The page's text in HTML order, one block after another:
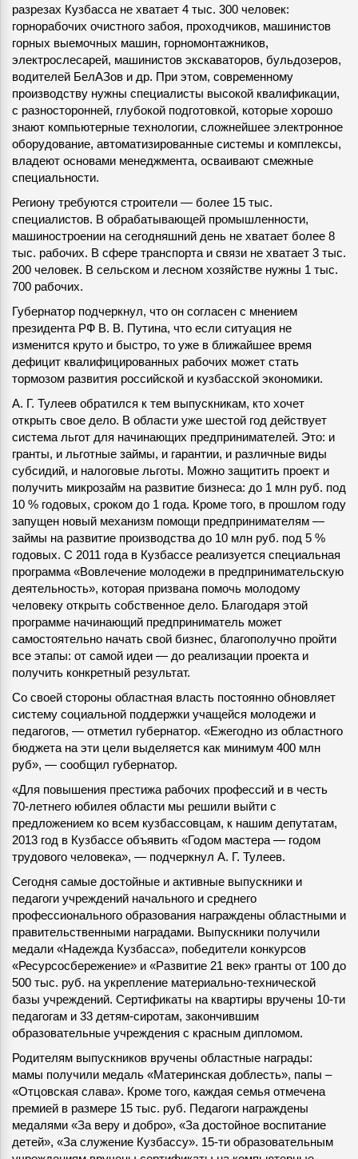
разрезах Кузбасса не хватает 4 тыс. 300 человек:
горнорабочих очистного забоя, проходчиков, машинистов
горных выемочных машин, горномонтажников,
электрослесарей, машинистов экскаваторов, бульдозеров,
водителей БелАЗов и др. При этом, современному
производству нужны специалисты высокой квалификации,
с разносторонней, глубокой подготовкой, которые хорошо
знают компьютерные технологии, сложнейшее электронное
оборудование, автоматизированные системы и комплексы,
владеют основами менеджмента, осваивают смежные
специальности.
Региону требуются строители — более 15 тыс.
специалистов. В обрабатывающей промышленности,
машиностроении на сегодняшний день не хватает более 8
тыс. рабочих. В сфере транспорта и связи не хватает 3 тыс.
200 человек. В сельском и лесном хозяйстве нужны 1 тыс.
700 рабочих.
Губернатор подчеркнул, что он согласен с мнением
президента РФ В. В. Путина, что если ситуация не
изменится круто и быстро, то уже в ближайшее время
дефицит квалифицированных рабочих может стать
тормозом развития российской и кузбасской экономики.
А. Г. Тулеев обратился к тем выпускникам, кто хочет
открыть свое дело. В области уже шестой год действует
система льгот для начинающих предпринимателей. Это: и
гранты, и льготные займы, и гарантии, и различные виды
субсидий, и налоговые льготы. Можно защитить проект и
получить микрозайм на развитие бизнеса: до 1 млн руб. под
10 % годовых, сроком до 1 года. Кроме того, в прошлом году
запущен новый механизм помощи предпринимателям —
займы на развитие производства до 10 млн руб. под 5 %
годовых. С 2011 года в Кузбассе реализуется специальная
программа «Вовлечение молодежи в предпринимательскую
деятельность», которая призвана помочь молодому
человеку открыть собственное дело. Благодаря этой
программе начинающий предприниматель может
самостоятельно начать свой бизнес, благополучно пройти
все этапы: от самой идеи — до реализации проекта и
получить конкретный результат.
Со своей стороны областная власть постоянно обновляет
систему социальной поддержки учащейся молодежи и
педагогов, — отметил губернатор. «Ежегодно из областного
бюджета на эти цели выделяется как минимум 400 млн
руб», — сообщил губернатор.
«Для повышения престижа рабочих профессий и в честь
70-летнего юбилея области мы решили выйти с
предложением ко всем кузбассовцам, к нашим депутатам,
2013 год в Кузбассе объявить «Годом мастера — годом
трудового человека», — подчеркнул А. Г. Тулеев.
Сегодня самые достойные и активные выпускники и
педагоги учреждений начального и среднего
профессионального образования награждены областными и
правительственными наградами. Выпускники получили
медали «Надежда Кузбасса», победители конкурсов
«Ресурсосбережение» и «Развитие 21 век» гранты от 100 до
500 тыс. руб. на укрепление материально-технической
базы учреждений. Сертификаты на квартиры вручены 10-ти
педагогам и 33 детям-сиротам, закончившим
образовательные учреждения с красным дипломом.
Родителям выпускников вручены областные награды:
мамы получили медаль «Материнская доблесть», папы –
«Отцовская слава». Кроме того, каждая семья отмечена
премией в размере 15 тыс. руб. Педагоги награждены
медалями «За веру и добро», «За достойное воспитание
детей», «За служение Кузбассу». 15-ти образовательным